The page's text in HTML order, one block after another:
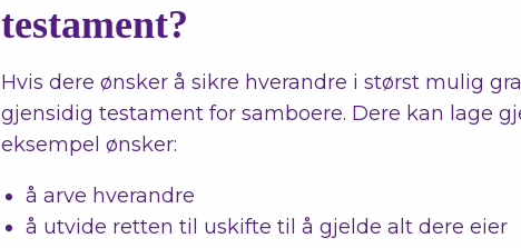
testament?
Hvis dere ønsker å sikre hverandre i størst mulig
gjensidig testament for samboere. Dere kan lage
eksempel ønsker:
å arve hverandre
å utvide retten til uskifte til å gjelde alt dere eier